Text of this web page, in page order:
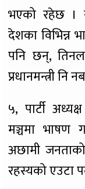
भएको रहेछ ।
देशका विभिन्न
पनि छन्,
प्रधानमन्त्री नि
५, पार्टी
मञ्चमा भाषण
अछामी
रहस्यको एउटा